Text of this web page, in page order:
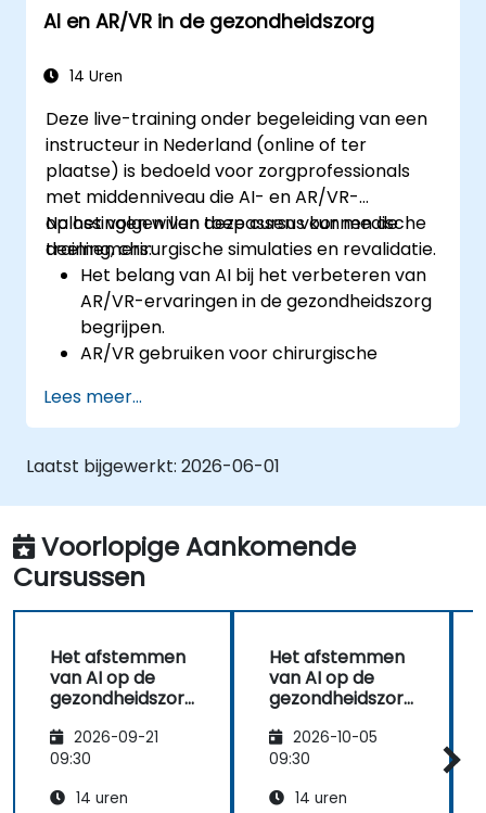
AI en AR/VR in de gezondheidszorg
14 Uren
Deze live-training onder begeleiding van een
instructeur in Nederland (online of ter
plaatse) is bedoeld voor zorgprofessionals
met middenniveau die AI- en AR/VR-
oplossingen willen toepassen voor medische
training, chirurgische simulaties en revalidatie.
Na het volgen van deze cursus kunnen de
deelnemers:
Het belang van AI bij het verbeteren van
AR/VR-ervaringen in de gezondheidszorg
begrijpen.
AR/VR gebruiken voor chirurgische
AR/VR-tools toepassen bij de revalidatie
en behandeling van patiënten.
De ethische en privacygerelateerde
uitdagingen rond AI-gestuurde medische
hulpmiddelen verkennen.
Lees meer...
Laatst bijgewerkt: 2026-06-01
Voorlopige Aankomende
Cursussen
Het afstemmen
van AI op de
gezondheidszorg
diagnostiek en
voorspellende
2026-09-21
09:30
14 uren
Het afstemmen
van AI op de
gezondheidszorg
diagnostiek en
voorspellende
2026-10-05
09:30
14 uren